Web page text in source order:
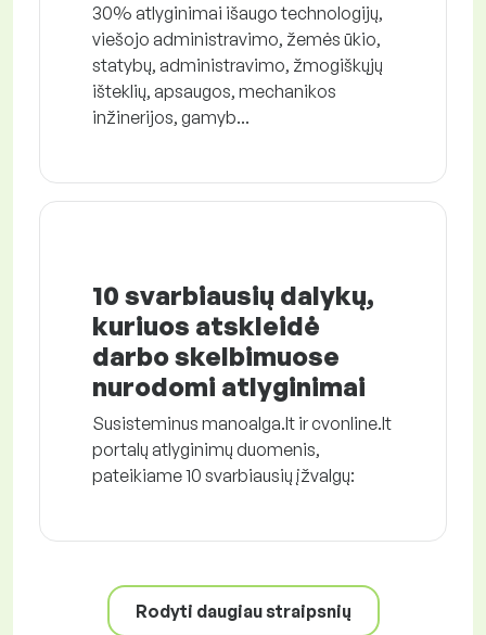
30% atlyginimai išaugo technologijų,
viešojo administravimo, žemės ūkio,
statybų, administravimo, žmogiškųjų
išteklių, apsaugos, mechanikos
inžinerijos, gamyb...
10 svarbiausių dalykų,
kuriuos atskleidė
darbo skelbimuose
nurodomi atlyginimai
Susisteminus manoalga.lt ir cvonline.lt
portalų atlyginimų duomenis,
pateikiame 10 svarbiausių įžvalgų:
Rodyti daugiau straipsnių